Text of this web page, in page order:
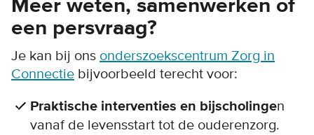
Meer weten, samenwerken of
een persvraag?
Je kan bij ons onderszoekscentrum Zorg in
Connectie bijvoorbeeld terecht voor:
Praktische interventies en bijscholingen
vanaf de levensstart tot de ouderenzorg.